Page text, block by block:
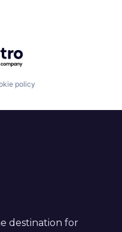
Getro.com
policy
destination for